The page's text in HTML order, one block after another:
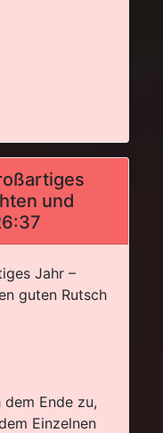
und
Jahr –
guten Rutsch
Ende zu,
Einzelnen